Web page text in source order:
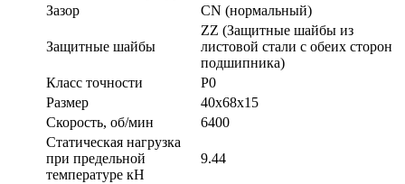
Зазор
CN (нормальный)
Защитные шайбы
ZZ (Защитные шайбы из
листовой стали с обеих сторон
подшипника)
Класс точности
P0
Размер
40х68х15
Скорость, об/мин
6400
Статическая нагрузка
при предельной
температуре кН
9.44